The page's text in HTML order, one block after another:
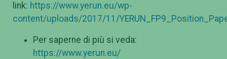
link: https://www.yerun.eu/wp-
content/uploads/2017/11/
Per saperne di più si veda:
https://www.yerun.eu/